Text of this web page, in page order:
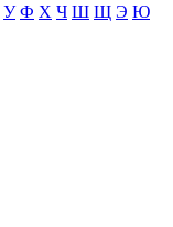
У Ф Х Ч Ш Щ Э Ю